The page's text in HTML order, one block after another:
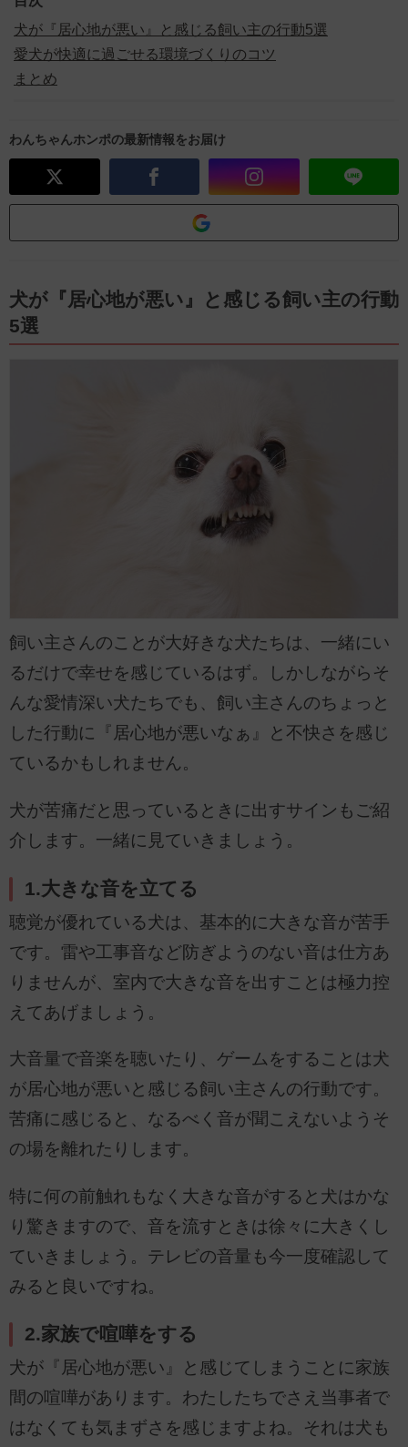
犬が『居心地が悪い』と感じる飼い主の行動5選
愛犬が快適に過ごせる環境づくりのコツ
まとめ
わんちゃんホンポの最新情報をお届け
犬が『居心地が悪い』と感じる飼い主の行動
5選
飼い主さんのことが大好きな犬たちは、一緒にい
るだけで幸せを感じているはず。しかしながらそ
んな愛情深い犬たちでも、飼い主さんのちょっと
した行動に『居心地が悪いなぁ』と不快さを感じ
ているかもしれません。
犬が苦痛だと思っているときに出すサインもご紹
介します。一緒に見ていきましょう。
1.大きな音を立てる
聴覚が優れている犬は、基本的に大きな音が苦手
です。雷や工事音など防ぎようのない音は仕方あ
りませんが、室内で大きな音を出すことは極力控
えてあげましょう。
大音量で音楽を聴いたり、ゲームをすることは犬
が居心地が悪いと感じる飼い主さんの行動です。
苦痛に感じると、なるべく音が聞こえないようそ
の場を離れたりします。
特に何の前触れもなく大きな音がすると犬はかな
り驚きますので、音を流すときは徐々に大きくし
ていきましょう。テレビの音量も今一度確認して
みると良いですね。
2.家族で喧嘩をする
犬が『居心地が悪い』と感じてしまうことに家族
間の喧嘩があります。わたしたちでさえ当事者で
はなくても気まずさを感じますよね。それは犬も